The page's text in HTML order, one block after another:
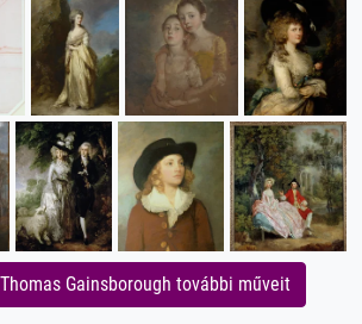
Gainsborough további műveit